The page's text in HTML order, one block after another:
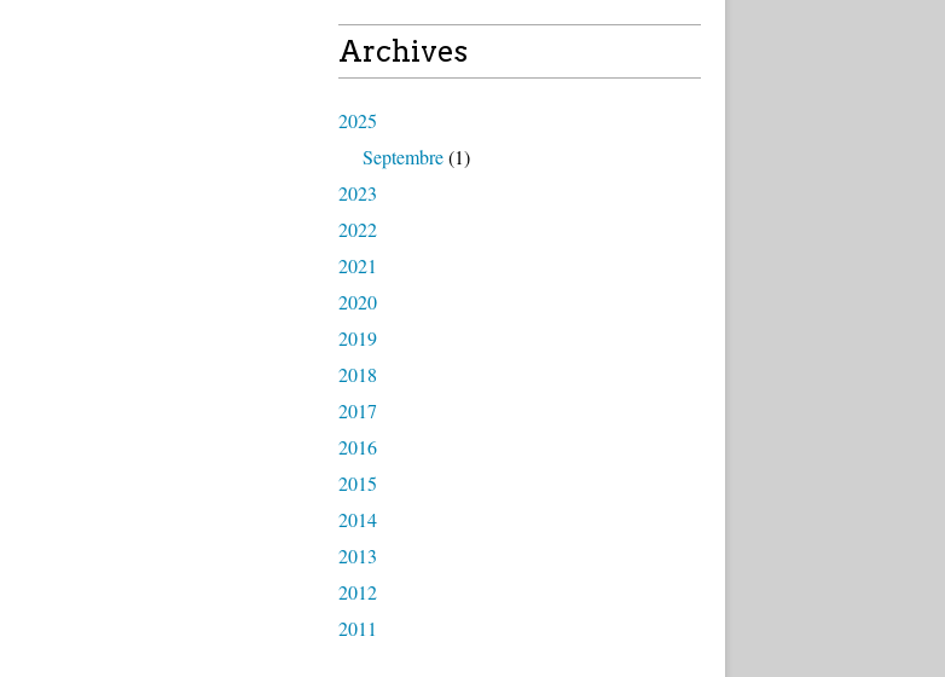
Archives
2025
Septembre(1)
2023
2022
2021
2020
2019
2018
2017
2016
2015
2014
2013
2012
2011